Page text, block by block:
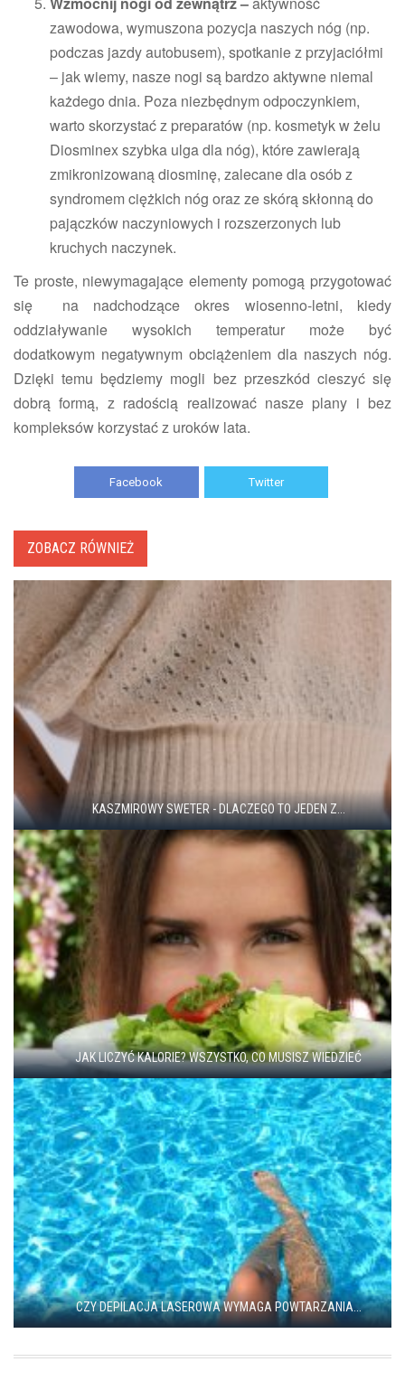
zawodowa, wymuszona pozycja naszych nóg (np.
podczas jazdy autobusem), spotkanie z przyjaciółmi
– jak wiemy, nasze nogi są bardzo aktywne niemal
każdego dnia. Poza niezbędnym odpoczynkiem,
warto skorzystać z preparatów (np. kosmetyk w żelu
Diosminex szybka ulga dla nóg), które zawierają
zmikronizowaną diosminę, zalecane dla osób z
syndromem ciężkich nóg oraz ze skórą skłonną do
pajączków naczyniowych i rozszerzonych lub
kruchych naczynek.
Te proste, niewymagające elementy pomogą przygotować
się na nadchodzące okres wiosenno-letni, kiedy
oddziaływanie wysokich temperatur może być
dodatkowym negatywnym obciążeniem dla naszych nóg.
Dzięki temu będziemy mogli bez przeszkód cieszyć się
dobrą formą, z radością realizować nasze plany i bez
kompleksów korzystać z uroków lata.
Facebook Twitter
ZOBACZ RÓWNIEŻ
KASZMIROWY SWETER - DLACZEGO TO JEDEN Z...
JAK LICZYĆ KALORIE? WSZYSTKO, CO MUSISZ WIEDZIEĆ
CZY DEPILACJA LASEROWA WYMAGA POWTARZANIA...